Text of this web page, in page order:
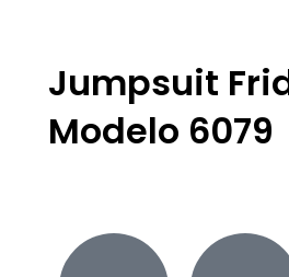
Jumpsuit
Modelo 6079